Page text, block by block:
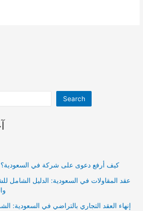
Search
كيف أرفع دعوى على شركة في السعودية؟
عقد المقاولات في السعودية: الدليل الشامل
إنهاء العقد التجاري بالتراضي في السعودية: